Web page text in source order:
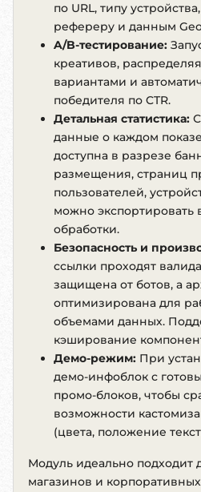
по URL, типу
рефереру и данным
A/B-тестирование:
креативов,
вариантами и
победителя по CTR.
Детальная статистика:
данные о каждом
доступна в разрезе
размещения, страниц
пользователей,
можно экспортировать
обработки.
Безопасность и
ссылки проходят
защищена от ботов, а
оптимизирована для
объемами данных.
кэширование
Демо-режим: При
демо-инфоблок с
промо-блоков, чтобы
возможности
(цвета, положение
Модуль идеально подходит
магазинов и